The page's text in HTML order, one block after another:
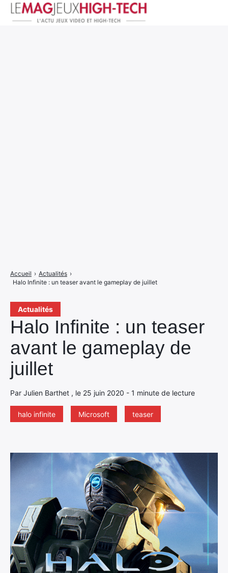
Actualités
Halo Infinite : un teaser
avant le gameplay de
juillet
Par Julien Barthet , le 25 juin 2020 - 1 minute de lecture
halo infinite Microsoft teaser
Accueil › Actualités ›
Halo Infinite : un teaser avant le gameplay de juillet